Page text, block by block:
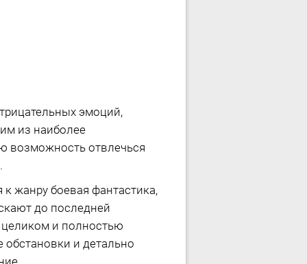
эмоций,
из наиболее
возможность отвлечься
жанру боевая фантастика,
до последней
целиком и полностью
и детально